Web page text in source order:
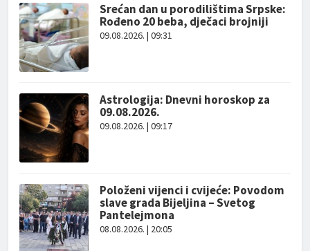
Srećan dan u porodilištima Srpske:
Rođeno 20 beba, dječaci brojniji
09.08.2026. | 09:31
Astrologija: Dnevni horoskop za
09.08.2026.
09.08.2026. | 09:17
Položeni vijenci i cvijeće: Povodom
slave grada Bijeljina – Svetog
Pantelejmona
08.08.2026. | 20:05